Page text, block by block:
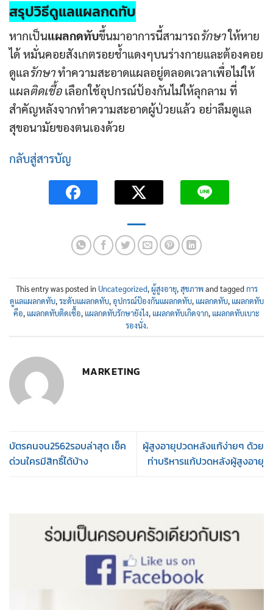
สรุปวิธีดูแลแผลกดทับ
หากเป็นแผลกดทับขึ้นมาอาการนี้สามารถรักษาให้หาย
ได้ หมั่นคอยสังเกตรอยช้ำแดงๆบนร่างกายและต้องคอย
ดูแลรักษาทำความสะอาดแผลอยู่ตลอดเวลาเพื่อไม่ให้
แผลติดเชื้อเลือกใช้อุปกรณ์ป้องกันไม่ให้ลุกลาม ที่
สำคัญหลังจากทำความสะอาดผู้ป่วยแล้ว อย่าลืมดูแล
สุขอนามัยของตนเองด้วย
กลับสู่สารบัญ
This entry was posted in Uncategorized,ผู้สูงอายุ,สุขภาพand taggedการ
ดูแลแผลกดทับ,ระดับแผลกดทับ,อุปกรณ์ป้องกันแผลกดทับ, แผลกดทับ, แผลกดทับ
คือ, แผลกดทับติดเชื้อ, แผลกดทับรักษายังไง, แผลกดทับเกิดจาก, แผลกดทับเบาะ
รองนั่ง.
MARKETING
บัตรคนจน2562รอบล่าสุด เช็ค
ด่วนใครมีสิทธิ์ได้บ้าง
ผู้สูงอายุปวดหลังแก้ง่ายๆ ด้วย
ท่าบริหารแก้ปวดหลังผู้สูงอายุ